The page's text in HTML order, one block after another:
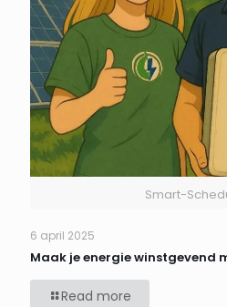
Smart-
6 april 2025
Maak je energie winstgevend
Read more